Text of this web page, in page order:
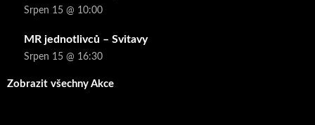
Srpen 15 @ 10:00
MR jednotlivců – Svitavy
Srpen 15 @ 16:30
Zobrazit všechny Akce